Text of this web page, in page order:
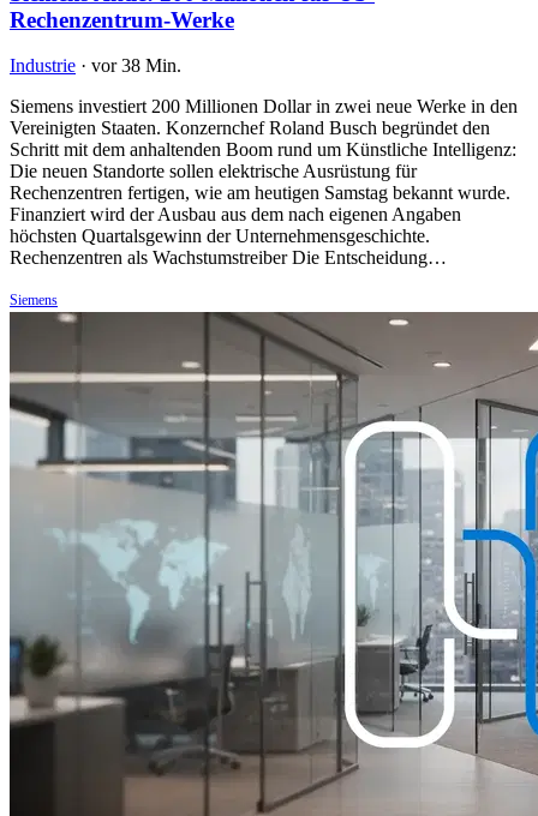
Rechenzentrum-Werke
Industrie · vor 38 Min.
Siemens investiert 200 Millionen Dollar in zwei neue Werke in den
Vereinigten Staaten. Konzernchef Roland Busch begründet den
Schritt mit dem anhaltenden Boom rund um Künstliche Intelligenz:
Die neuen Standorte sollen elektrische Ausrüstung für
Rechenzentren fertigen, wie am heutigen Samstag bekannt wurde.
Finanziert wird der Ausbau aus dem nach eigenen Angaben
höchsten Quartalsgewinn der Unternehmensgeschichte.
Rechenzentren als Wachstumstreiber Die Entscheidung…
Siemens